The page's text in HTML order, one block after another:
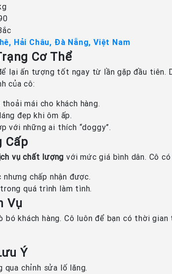
Hải Châu, Đà Nẵng, Việt Nam
Cơ Thể
lại ấn tượng tốt ngay từ lần gặp đầu tiên.
của cô:
mái cho khách hàng.
đẹp khi ôm ấp.
với những ai thích “doggy”.
Cấp
vụ chất lượng với mức giá bình dân. Cô có
chấp nhận được.
quá trình làm tình.
Vụ
bó khách hàng. Cô luôn để bạn có thời gian
Ý
qua chỉnh sửa lố lăng.